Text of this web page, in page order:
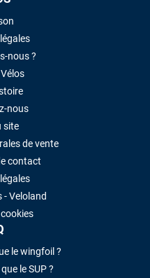
nous ?
nous
site
de vente
contact
- Veloland
le wingfoil ?
le SUP ?